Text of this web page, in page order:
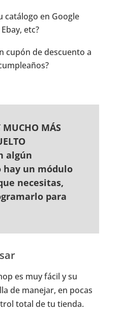
catálogo en Google
etc?
cupón de descuento a
MUCHO MÁS
algún
hay un módulo
necesitas,
para
es muy fácil y su
de manejar, en pocas
total de tu tienda.